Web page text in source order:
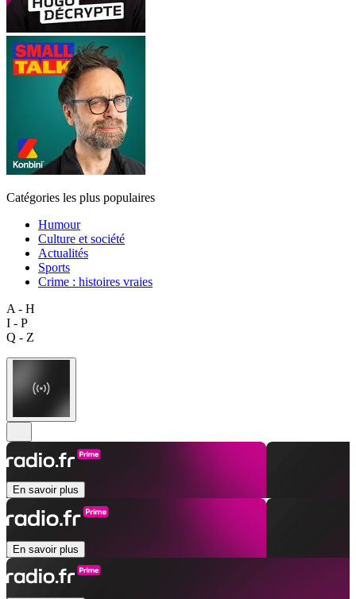
Catégories les plus populaires
Humour
Culture et société
Actualités
Sports
Crime : histoires vraies
A - H
I - P
Q - Z
En savoir plus
En savoir plus